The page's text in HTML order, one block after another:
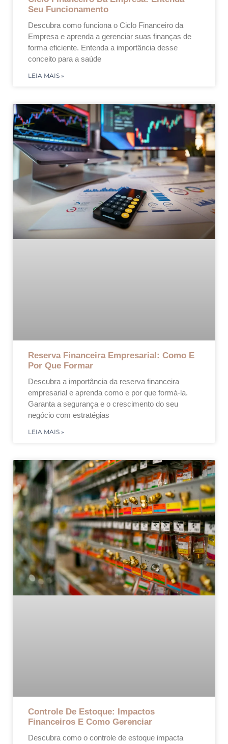
Seu Funcionamento
Descubra como funciona o Ciclo Financeiro da
Empresa e aprenda a gerenciar suas finanças de
forma eficiente. Entenda a importância desse
conceito para a saúde
LEIA MAIS »
Reserva Financeira Empresarial: Como E
Por Que Formar
Descubra a importância da reserva financeira
empresarial e aprenda como e por que formá-la.
Garanta a segurança e o crescimento do seu
negócio com estratégias
LEIA MAIS »
Controle De Estoque: Impactos
Financeiros E Como Gerenciar
Descubra como o controle de estoque impacta